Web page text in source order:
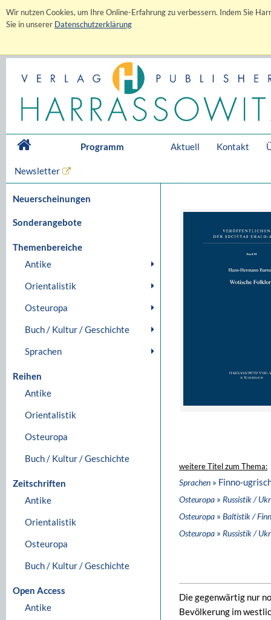
Wir nutzen Cookies, um Ihre Online-Erfahrung zu verbessern. Indem Sie
Sie in unserer Datenschutzerklärung
Programm Aktuell Kontakt
Newsletter
Neuerscheinungen
Sonderangebote
Themenbereiche
Antike
Orientalistik
Osteuropa
Buch / Kultur / Geschichte
Sprachen
Reihen
Antike
Orientalistik
Osteuropa
Buch / Kultur / Geschichte
Zeitschriften
Antike
Orientalistik
Osteuropa
Buch / Kultur / Geschichte
Open Access
Antike
weitere Titel zum Thema:
Sprachen » Finno-
Osteuropa » Russistik /
Osteuropa » Baltistik /
Osteuropa » Russistik /
Die gegenwärtig nur
Bevölkerung im